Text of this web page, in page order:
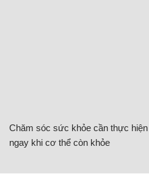
Chăm sóc sức khỏe cần thực hiện
ngay khi cơ thể còn khỏe